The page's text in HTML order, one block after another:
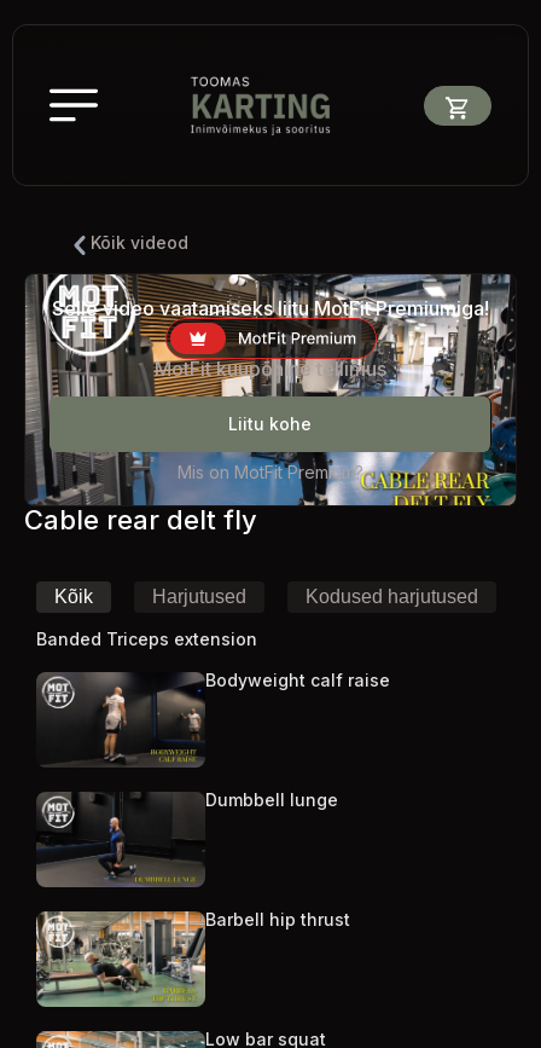
Kõik videod
Selle video vaatamiseks liitu MotFit Premiumiga!
MotFit kuupõhine tellimus
Liitu kohe
Mis on MotFit Premium?
Cable rear delt fly
Kõik Harjutused Kodused harjutused
Banded Triceps extension
Bodyweight calf raise
Dumbbell lunge
Barbell hip thrust
Low bar squat